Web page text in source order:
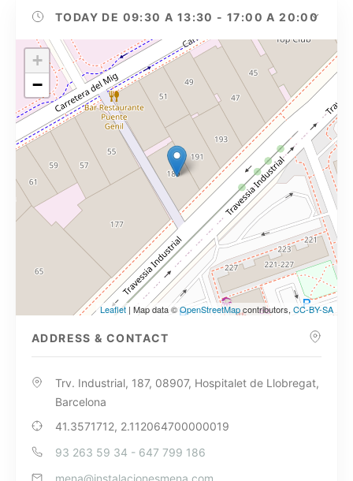
TODAY DE 09:30 A 13:30 - 17:00 A 20:00
+
−
Leaflet | Map data ©OpenStreetMapcontributors, CC-BY-SA
ADDRESS & CONTACT
Trv. Industrial, 187, 08907, Hospitalet de Llobregat,
Barcelona
41.3571712, 2.112064700000019
93 263 59 34 - 647 799 186
mena@instalacionesmena.com